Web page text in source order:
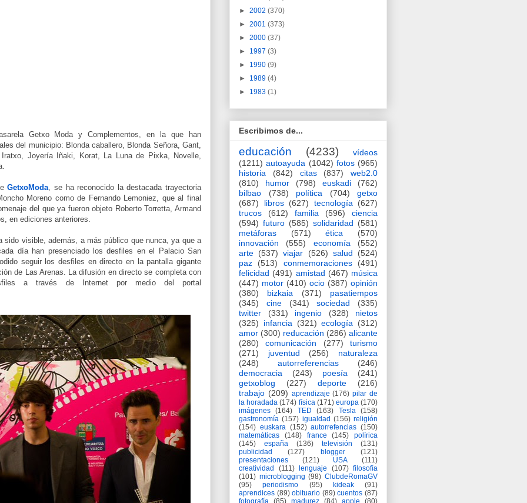
Getxo Moda y Complementos, en la que han
del municipio: Blonda caballero, Blonda Señora, Gant,
Joyería Iñaki, Korat, La Luna de Pixka, Novelle,
GetxoModa, se ha reconocido la destacada trayectoria
Moreno como de Fernando Lemoniez, que al final
del que ya fueron objeto Roberto Torretta, Armand
en ediciones anteriores.
sido visible, además, a más público que nunca, ya que a
día han presenciado los desfiles en el Palacio San
seguir los desfiles en directo en la pantalla gigante
de Las Arenas. La difusión en directo se completa con
a través de Internet por medio del portal
► 2002 (370)
► 2001 (373)
► 2000 (37)
► 1997 (3)
► 1990 (9)
► 1989 (4)
► 1983 (1)
Escribimos de...
educación (4233)
vídeos
(1211) autoayuda (1042) fotos (965)
historia
(842) citas (837)
web2.0
(810)
humor (798) euskadi
(762)
bilbao
(738) política (704)
getxo
(687)
libros (627) tecnología
(627)
trucos
(612) familia (596)
ciencia
(594) futuro (585) solidaridad (581)
metáforas
(571) ética
(570)
innovación
(555) economía
(552)
arte (537) viajar (526) salud
(524)
paz
(513) conmemoraciones
(491)
felicidad (491) amistad (467) música
(447) motor (410) ocio (387) opinión
(380)
bizkaia (371)
pasatiempos
(345)
cine (341) sociedad
(335)
twitter
(331) ingenio (328)
nietos
(325)
infancia (321) ecología
(312)
amor (300) reducación (286) alicante
(280)
comunicación (277)
turismo
(271)
juventud (256)
naturaleza
(248)
autorreferencias
(246)
democracia
(243) poesía
(241)
getxoblog
(227) deporte
(216)
trabajo (209) aprendizaje (176) pilar de
la horadada (174) física (171) europa (170)
imágenes
(164) TED (163) Tesla
(158)
gastronomía (157) igualdad (156) religión
(154) euskara (152) autorrefencias (150)
matemáticas
(148) france (145)
polírica
(145)
españa (136) televisión
(131)
publicidad
(127) blogger
(121)
presentaciones
(121) USA
(111)
creatividad
(111) lenguaje (107) filosofía
(101) microblogging (98) ClubdeRomaGV
(95)
periodismo (95) kideak
(91)
aprendices (89) obituario (89) cuentos (87)
fotografía (85) madurez (84) apple
(80)